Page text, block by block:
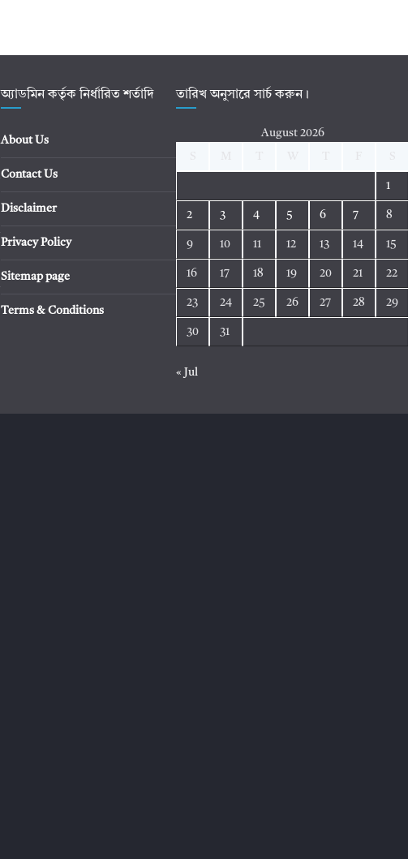
অ্যাডমিন কর্তৃক নির্ধারিত শর্তাদি
About Us
Contact Us
Disclaimer
Privacy Policy
Sitemap page
Terms & Conditions
তারিখ অনুসারে সার্চ করুন।
August 2026
1
2 3 4 5 6 7 8
9 10 11 12 13 14 15
16 17 18 19 20 21 22
23 24 25 26 27 28 29
30 31
« Jul